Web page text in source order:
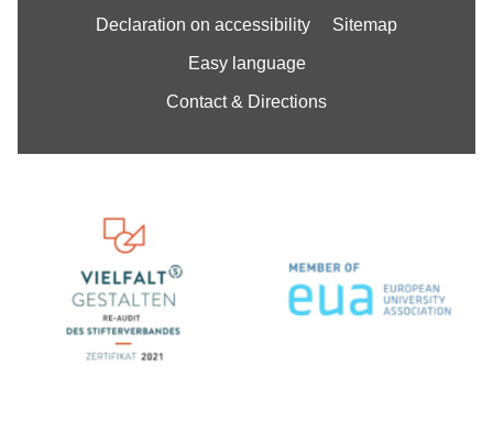
Declaration on accessibility Sitemap
Easy language
Contact & Directions